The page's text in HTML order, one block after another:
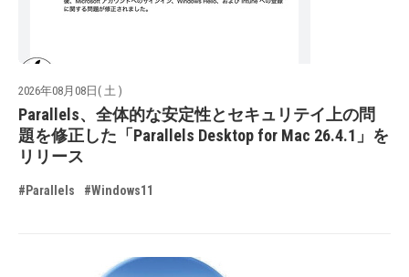
2026年08月08日( 土 )
Parallels、全体的な安定性とセキュリテイ上の問
題を修正した「Parallels Desktop for Mac 26.4.1」を
リリース
#Parallels #Windows11